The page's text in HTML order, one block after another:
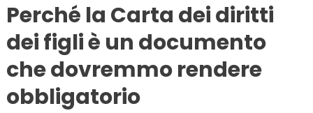
Perché la Carta dei diritti
dei figli è un documento
che dovremmo rendere
obbligatorio